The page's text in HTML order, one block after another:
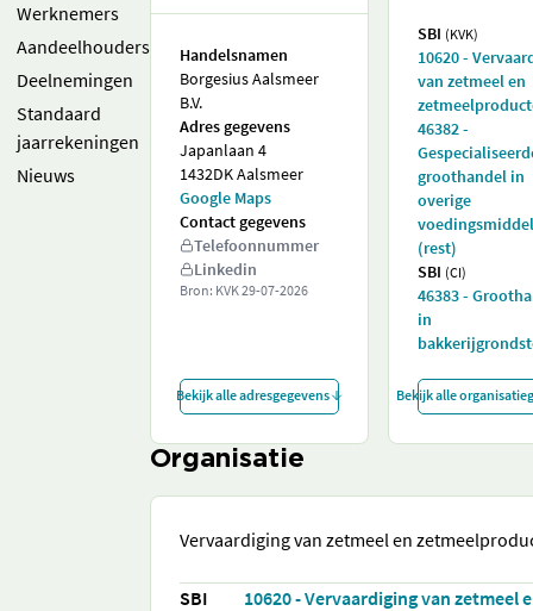
Werknemers
Aandeelhouders
Deelnemingen
Standaard
jaarrekeningen
Nieuws
Handelsnamen
Borgesius Aalsmeer
B.V.
Adres gegevens
Japanlaan 4
1432DK Aalsmeer
Google Maps
Contact gegevens
Telefoonnummer
Linkedin
Bron: KVK29-07-2026
Bekijk alle adresgegevens
SBI (KVK)
10620 -
van zetmeel en
46382 -
groothandel in
overige
(rest)
SBI (CI)
46383 -
in
Bekijk alle
Organisatie
Vervaardiging van zetmeel en
SBI
10620 - Vervaardiging van zetmeel